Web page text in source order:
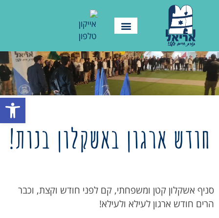
פתח
חודש ארגון באשקלון בנות!
סניף אשקלון קטן ומשפחתי, קם לפני חודש וקצת, וכבר
הרים חודש ארגון לעילא ולעילא!